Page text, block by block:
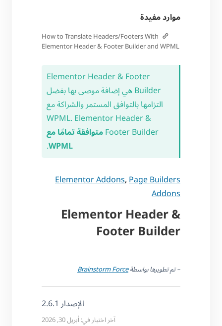
موارد مفيدة
How to Translate Headers/Footers With
Elementor Header & Footer Builder and WPML
Elementor Header & Footer
Builder هي إضافة موصى بها بفضل
التزامها بالتوافق المستمر والشراكة مع
WPML. Elementor Header &
Footer Builderمتوافقة تمامًا مع
WPML
.
Elementor Addons,Page Builders
Addons
Elementor Header &
Footer Builder
– تم تطويرها بواسطةBrainstorm Force
الإصدار 2.6.1
آخر اختبار في: أبريل 30, 2026